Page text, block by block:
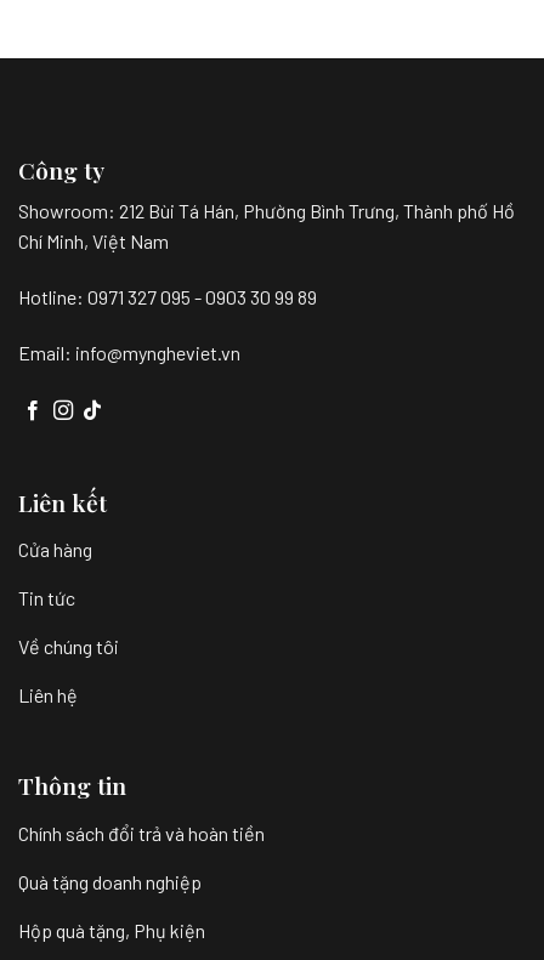
Công ty
Showroom: 212 Bùi Tá Hán, Phường Bình Trưng, Thành phố Hồ
Chí Minh, Việt Nam
Hotline: 0971 327 095 - 0903 30 99 89
Email: info@myngheviet.vn
Liên kết
Cửa hàng
Tin tức
Về chúng tôi
Liên hệ
Thông tin
Chính sách đổi trả và hoàn tiền
Quà tặng doanh nghiệp
Hộp quà tặng, Phụ kiện